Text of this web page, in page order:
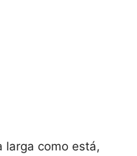
larga como está,